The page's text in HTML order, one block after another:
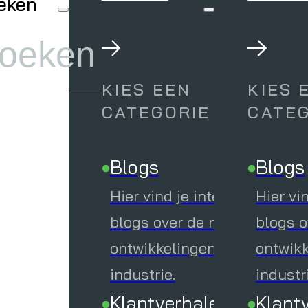
KIES EEN
CATEGORIE
Blogs
Hier vind je interessante
blogs over de nieuwste
ontwikkelingen in de IT-
industrie.
Klantverhalen
KIES
Blogs
Hier
blogs
Hier
de
IT-
Wij
van